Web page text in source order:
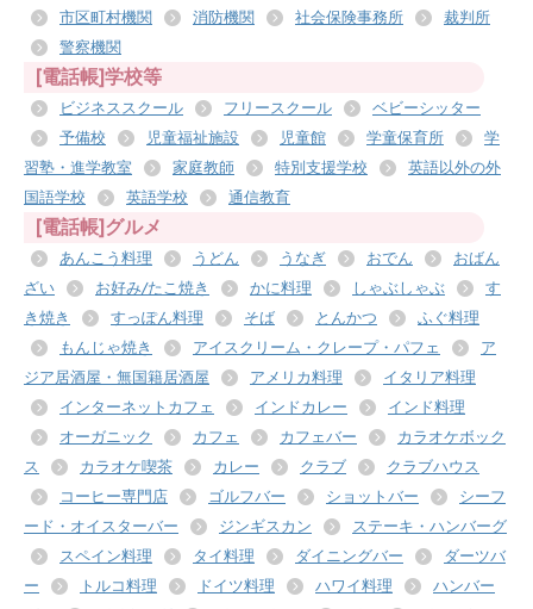
市区町村機関 消防機関 社会保険事務所
裁判所
警察機関
[電話帳]学校等
ビジネススクール フリースクール
ベビーシッター
予備校
児童福祉施設 児童館 学童保育所
学
習塾・進学教室
家庭教師 特別支援学校
英語以外の外
国語学校
英語学校 通信教育
[電話帳]グルメ
あんこう料理 うどん うなぎ おでん
おばん
ざい
お好み/たこ焼き かに料理 しゃぶしゃぶ
す
き焼き
すっぽん料理 そば とんかつ
ふぐ料理
もんじゃ焼き
アイスクリーム・クレープ・パフェ
ア
ジア居酒屋・無国籍居酒屋
アメリカ料理
イタリア料理
インターネットカフェ
インドカレー
インド料理
オーガニック
カフェ カフェバー
カラオケボック
ス
カラオケ喫茶 カレー クラブ
クラブハウス
コーヒー専門店
ゴルフバー ショットバー
シーフ
ード・オイスターバー
ジンギスカン
ステーキ・ハンバーグ
スペイン料理
タイ料理 ダイニングバー
ダーツバ
ー
トルコ料理 ドイツ料理 ハワイ料理
ハンバー